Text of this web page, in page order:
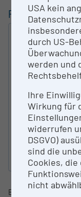
FILTERUNG
VOLLTEXT
ART DER
KATEGORIE NACH
Suche zurücksetzen
Eintrag
USA kein
durch US-
werden und
Ihre
Wirkung für
widerrufen
DSGVO)
sind die
Cookies,
nicht